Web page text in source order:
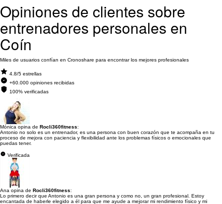
Opiniones de clientes sobre
entrenadores personales en
Coín
Miles de usuarios confían en Cronoshare para encontrar los mejores profesionales
4.8/5 estrellas
+60.000 opiniones recibidas
100% verificadas
Mónica opina de Rocli360fitness:
Antonio no solo es un entrenador, es una persona con buen corazón que te acompaña en tu
proceso de mejora con paciencia y flexibilidad ante los problemas físicos o emocionales que
puedas tener.
Verificada
Ana opina de Rocli360fitness:
Lo primero decir que Antonio es una gran persona y como no, un gran profesional. Estoy
encantada de haberle elegido a él para que me ayude a mejorar mi rendimiento físico y mi